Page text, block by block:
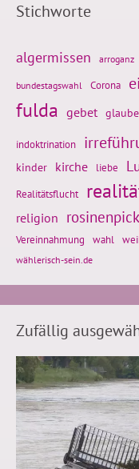
Stichworte
algermissen arroganz
bundestagswahl Corona
fulda gebet glaube
indoktrination
kinder kirche liebe
Realitätsflucht
religion
Vereinnahmung wahl
wählerisch-sein.de
Zufällig